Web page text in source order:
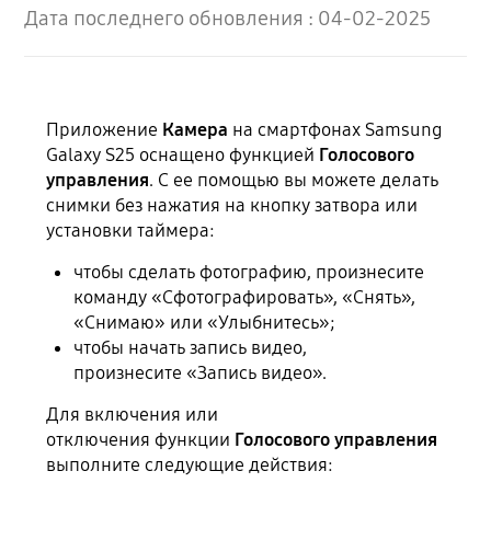
Дата последнего обновления : 04-02-2025
Приложение Камера на смартфонах Samsung
Galaxy S25 оснащено функцией Голосового
управления. С ее помощью вы можете делать
снимки без нажатия на кнопку затвора или
установки таймера:
чтобы сделать фотографию, произнесите
команду «Сфотографировать», «Снять»,
«Снимаю» или «Улыбнитесь»;
чтобы начать запись видео,
произнесите «Запись видео».
Для включения или
отключения функции Голосового управления
выполните следующие действия: